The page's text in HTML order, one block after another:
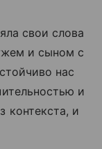
свои слова
и сыном с
нас
и
контекста, и